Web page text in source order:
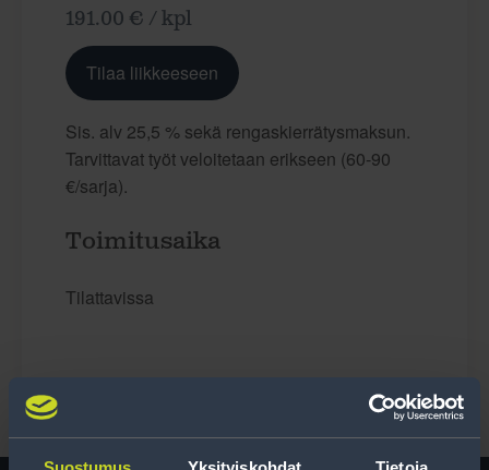
191.00 € / kpl
Tilaa liikkeeseen
Sis. alv 25,5 % sekä rengaskierrätysmaksun.
Tarvittavat työt veloitetaan erikseen (60-90
€/sarja).
Toimitusaika
Tilattavissa